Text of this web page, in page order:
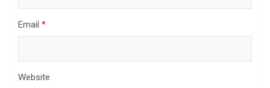
Email *
Website